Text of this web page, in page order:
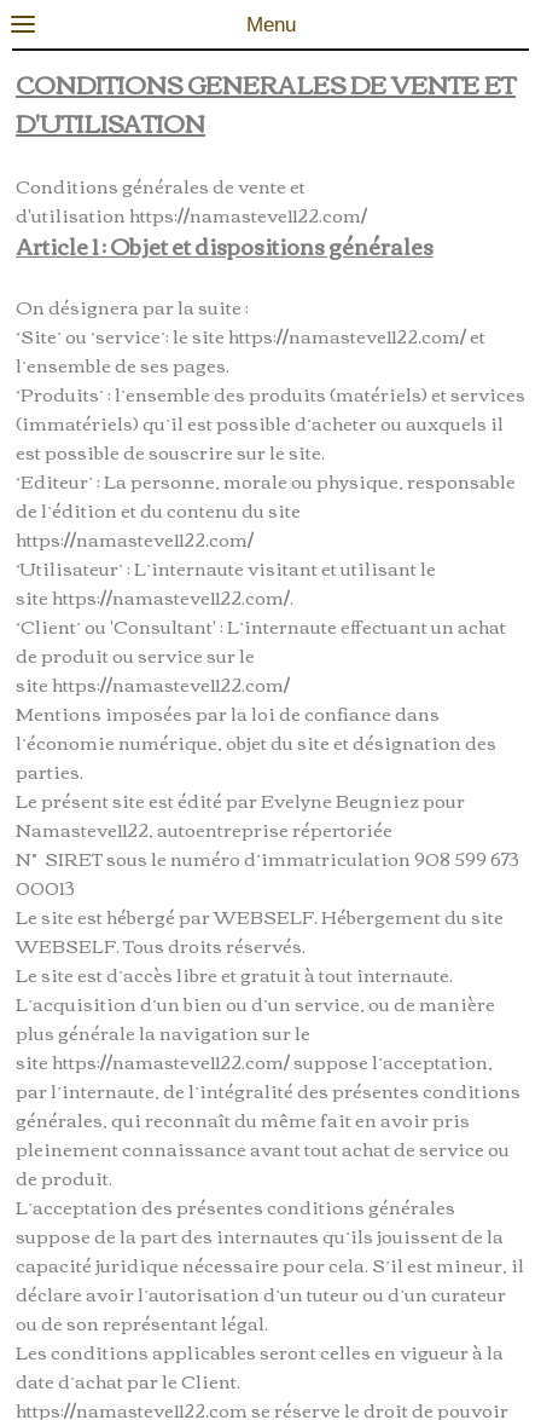
Menu
CONDITIONS GENERALES DE VENTE ET
D'UTILISATION
Conditions générales de vente et
d'utilisation https://namasteve1122.com/
Article 1 : Objet et dispositions générales
On désignera par la suite :
‘Site’ ou ‘service’: le site https://namasteve1122.com/ et
l’ensemble de ses pages.
‘Produits’ : l’ensemble des produits (matériels) et services
(immatériels) qu’il est possible d’acheter ou auxquels il
est possible de souscrire sur le site.
‘Editeur’ : La personne, morale ou physique, responsable
de l’édition et du contenu du site
https://namasteve1122.com/
‘Utilisateur’ : L’internaute visitant et utilisant le
site https://namasteve1122.com/.
‘Client’ ou 'Consultant' : L’internaute effectuant un achat
de produit ou service sur le
site https://namasteve1122.com/
Mentions imposées par la loi de confiance dans
l’économie numérique, objet du site et désignation des
parties.
Le présent site est édité par Evelyne Beugniez pour
Namasteve1122, autoentreprise répertoriée
N° SIRET sous le numéro d’immatriculation 908 599 673
00013
Le site est hébergé par WEBSELF. Hébergement du site
WEBSELF. Tous droits réservés.
Le site est d’accès libre et gratuit à tout internaute.
L’acquisition d’un bien ou d’un service, ou de manière
plus générale la navigation sur le
site https://namasteve1122.com/ suppose l’acceptation,
par l’internaute, de l’intégralité des présentes conditions
générales, qui reconnaît du même fait en avoir pris
pleinement connaissance avant tout achat de service ou
de produit.
L’acceptation des présentes conditions générales
suppose de la part des internautes qu’ils jouissent de la
capacité juridique nécessaire pour cela. S’il est mineur, il
déclare avoir l’autorisation d’un tuteur ou d’un curateur
ou de son représentant légal.
Les conditions applicables seront celles en vigueur à la
date d’achat par le Client.
https://namasteve1122.com se réserve le droit de pouvoir